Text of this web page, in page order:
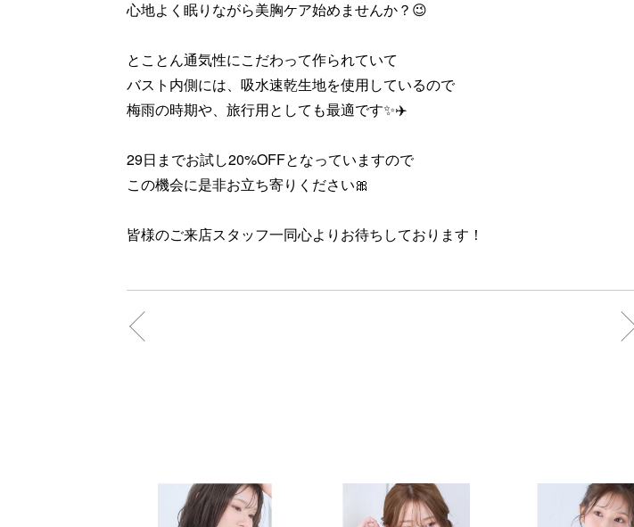
心地よく眠りながら美胸ケア始めませんか？😉
とことん通気性にこだわって作られていて
バスト内側には、吸水速乾生地を使用しているので
梅雨の時期や、旅行用としても最適です✨✈️
29日までお試し20%OFFとなっていますので
この機会に是非お立ち寄りください🎀
皆様のご来店スタッフ一同心よりお待ちしております！